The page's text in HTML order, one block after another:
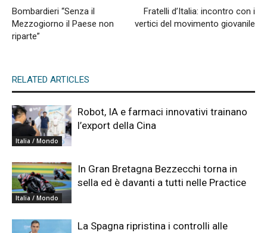
Bombardieri “Senza il
Mezzogiorno il Paese non
riparte”
Fratelli d’Italia: incontro con i
vertici del movimento giovanile
RELATED ARTICLES
Italia / Mondo
Robot, IA e farmaci innovativi trainano
l’export della Cina
Italia / Mondo
In Gran Bretagna Bezzecchi torna in
sella ed è davanti a tutti nelle Practice
La Spagna ripristina i controlli alle